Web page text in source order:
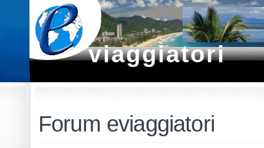
viaggiatori
Forum eviaggiatori